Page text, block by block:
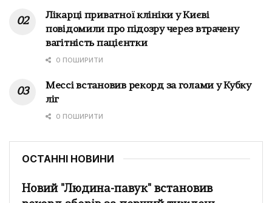
Лікарці приватної клініки у Києві
повідомили про підозру через втрачену
вагітність пацієнтки
0 ПОШИРИТИ
Мессі встановив рекорд за голами у Кубку
ліг
0 ПОШИРИТИ
ОСТАННІ НОВИНИ
Новий "Людина-павук" встановив